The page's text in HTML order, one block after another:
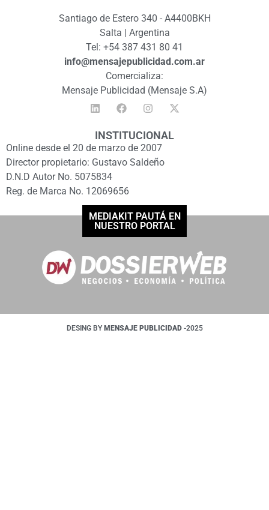
Santiago de Estero 340 - A4400BKH
Salta | Argentina
Tel: +54 387 431 80 41
info@mensajepublicidad.com.ar
Comercializa:
Mensaje Publicidad (Mensaje S.A)
INSTITUCIONAL
Online desde el 20 de marzo de 2007
Director propietario: Gustavo Saldeño
D.N.D Autor No. 5075834
Reg. de Marca No. 12069656
MEDIAKIT PAUTÁ EN
NUESTRO PORTAL
DESING BY MENSAJE PUBLICIDAD -2025